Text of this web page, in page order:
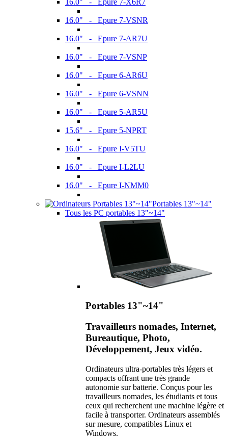
16.0" - Epure 7-VSNR
16.0" - Epure 7-AR7U
16.0" - Epure 7-VSNP
16.0" - Epure 6-AR6U
16.0" - Epure 6-VSNN
16.0" - Epure 5-AR5U
15.6" - Epure 5-NPRT
16.0" - Epure I-V5TU
16.0" - Epure I-L2LU
16.0" - Epure I-NMM0
Portables 13"~14"
Tous les PC portables 13"~14"
Portables 13"~14"
Travailleurs nomades, Internet,
Bureautique, Photo,
Développement, Jeux vidéo.
Ordinateurs ultra-portables très légers et
compacts offrant une très grande
autonomie sur batterie. Conçus pour les
travailleurs nomades, les étudiants et tous
ceux qui recherchent une machine légère et
facile à transporter. Ordinateurs assemblés
sur mesure, compatibles Linux et
Windows.